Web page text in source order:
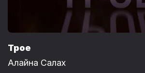
Трое
Алайна Салах